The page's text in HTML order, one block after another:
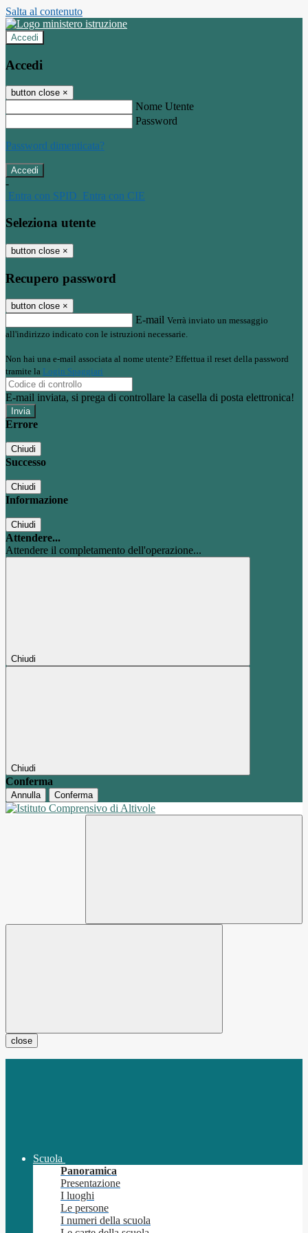
Salta al contenuto
Accedi
Accedi
button close ×
Nome Utente
Password
Password dimenticata?
-
Entra con SPID Entra con CIE
Seleziona utente
button close ×
Recupero password
button close ×
E-mail Verrà inviato un messaggio
all'indirizzo indicato con le istruzioni necessarie.
Non hai una e-mail associata al nome utente? Effettua il reset della password
tramite la Login Spaggiari
E-mail inviata, si prega di controllare la casella di posta elettronica!
Errore
Chiudi
Successo
Chiudi
Informazione
Chiudi
Attendere...
Attendere il completamento dell'operazione...
Chiudi
Chiudi
Conferma
Annulla Conferma
close
Scuola
Panoramica
Presentazione
I luoghi
Le persone
I numeri della scuola